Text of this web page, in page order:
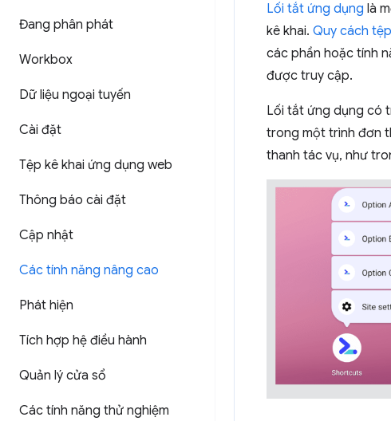
Đang phân phát
Workbox
Dữ liệu ngoại tuyến
Cài đặt
Tệp kê khai ứng dụng web
Thông báo cài đặt
Cập nhật
Các tính năng nâng cao
Phát hiện
Tích hợp hệ điều hành
Quản lý cửa sổ
Các tính năng thử nghiệm
Lối tắt ứng dụng là
kê khai. Quy cách
các phần hoặc tính
được truy cập.
Lối tắt ứng dụng có
trong một trình đơn
thanh tác vụ, như